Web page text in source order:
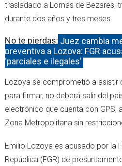
trasladado a Lomas de Bezares,
durante dos años y tres meses.
No te pierdas: Juez cambia
preventiva a Lozoya; FGR
‘parciales e ilegales’
Lozoya se comprometió a asistir
para firmar, no deberá salir del
electrónico que cuenta con GPS,
Zona Metropolitana sin
Emilio Lozoya es acusado por la
República (FGR) de